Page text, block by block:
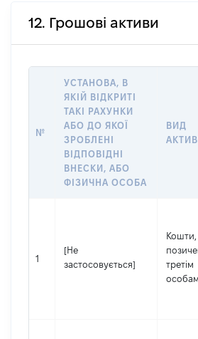
12. Грошові активи
№
УСТАНОВА, В
ЯКІЙ ВІДКРИТІ
ТАКІ РАХУНКИ
АБО ДО ЯКОЇ
ЗРОБЛЕНІ
ВІДПОВІДНІ
ВНЕСКИ, АБО
ФІЗИЧНА ОСОБА
ВИД
1
[Не
застосовується]
Кошти,
третім
особам